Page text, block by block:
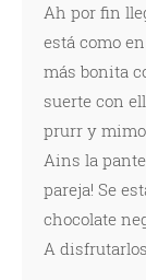
Ah por fin
está como
más bonita
suerte con
prurr y
Ains la
pareja! Se
chocolate
A